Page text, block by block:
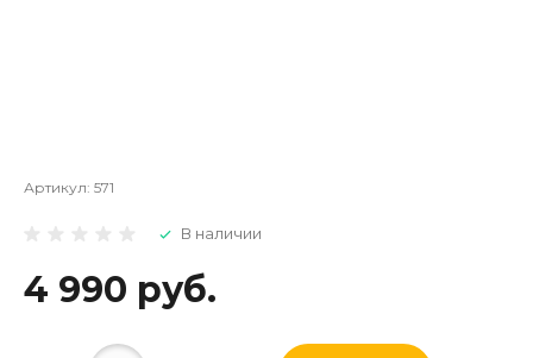
Артикул: 571
В наличии
4 990 руб.